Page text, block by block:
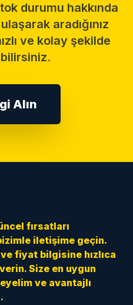
durumu hakkında
aradığınız
ve kolay şekilde
Alın
fırsatları
iletişime geçin.
fiyat bilgisine hızlıca
Size en uygun
ve avantajlı